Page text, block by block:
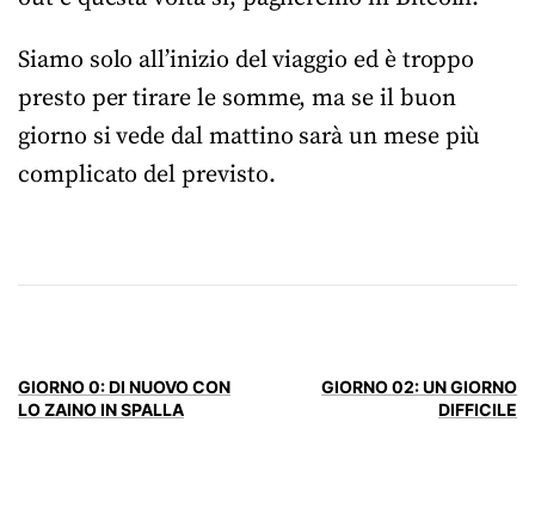
Siamo solo all’inizio del viaggio ed è troppo
presto per tirare le somme, ma se il buon
giorno si vede dal mattino sarà un mese più
complicato del previsto.
GIORNO 0: DI NUOVO CON
LO ZAINO IN SPALLA
GIORNO 02: UN GIORNO
DIFFICILE